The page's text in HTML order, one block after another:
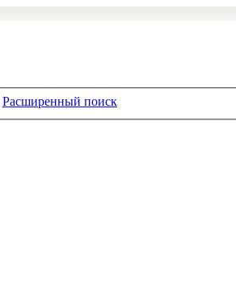
Расширенный поиск